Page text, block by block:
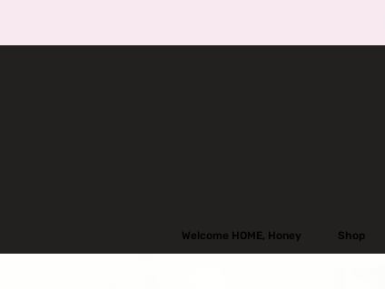
Welcome HOME, Honey Shop